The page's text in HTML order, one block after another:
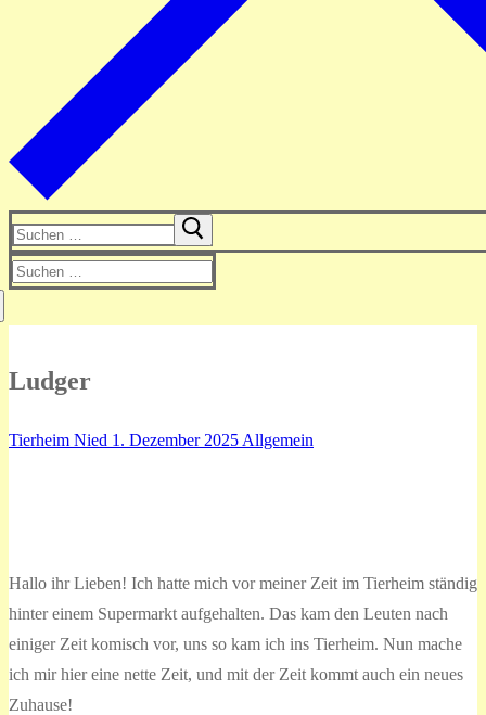
Suchen
nach:
Suchen
Ludger
Tierheim Nied 1. Dezember 2025 Allgemein
Hallo ihr Lieben! Ich hatte mich vor meiner Zeit im Tierheim ständig
hinter einem Supermarkt aufgehalten. Das kam den Leuten nach
einiger Zeit komisch vor, uns so kam ich ins Tierheim. Nun mache
ich mir hier eine nette Zeit, und mit der Zeit kommt auch ein neues
Zuhause!